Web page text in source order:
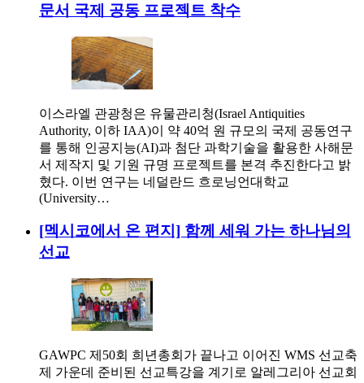
문서 국제 공동 프로젝트 착수
이스라엘 관광청은 유물관리청(Israel Antiquities
Authority, 이하 IAA)이 약 40억 원 규모의 국제 공동연구
를 통해 인공지능(AI)과 첨단 과학기술을 활용한 사해문
서 제작지 및 기원 규명 프로젝트를 본격 추진한다고 밝
혔다. 이번 연구는 네덜란드 흐로닝언대학교
(University…
[멕시코에서 온 편지] 함께 세워 가는 하나님의
선교
GAWPC 제50회 희년총회가 끝나고 이어진 WMS 선교축
제 가운데 준비된 선교특강을 계기로 알레그리아 선교회